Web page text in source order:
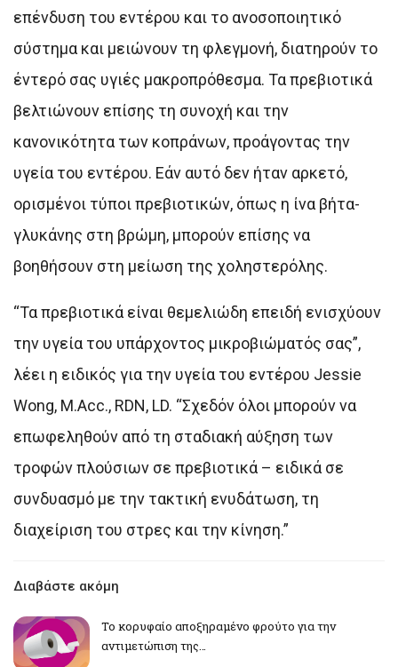
επένδυση του εντέρου και το ανοσοποιητικό
σύστημα και μειώνουν τη φλεγμονή, διατηρούν το
έντερό σας υγιές μακροπρόθεσμα. Τα πρεβιοτικά
βελτιώνουν επίσης τη συνοχή και την
κανονικότητα των κοπράνων, προάγοντας την
υγεία του εντέρου. Εάν αυτό δεν ήταν αρκετό,
ορισμένοι τύποι πρεβιοτικών, όπως η ίνα βήτα-
γλυκάνης στη βρώμη, μπορούν επίσης να
βοηθήσουν στη μείωση της χοληστερόλης.
“Τα πρεβιοτικά είναι θεμελιώδη επειδή ενισχύουν
την υγεία του υπάρχοντος μικροβιώματός σας”,
λέει η ειδικός για την υγεία του εντέρου Jessie
Wong, M.Acc., RDN, LD. “Σχεδόν όλοι μπορούν να
επωφεληθούν από τη σταδιακή αύξηση των
τροφών πλούσιων σε πρεβιοτικά – ειδικά σε
συνδυασμό με την τακτική ενυδάτωση, τη
διαχείριση του στρες και την κίνηση.”
Διαβάστε ακόμη
Το κορυφαίο αποξηραμένο φρούτο για την
αντιμετώπιση της…